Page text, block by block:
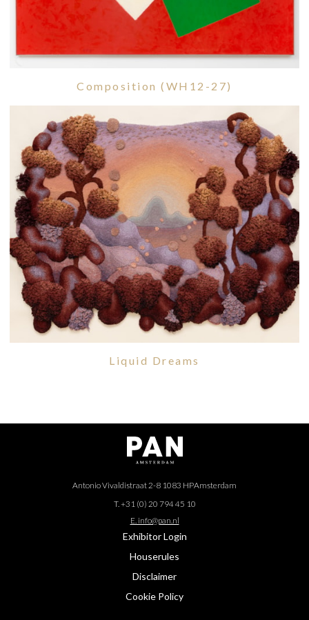
Composition (WH12-27)
Liquid Dreams
Antonio Vivaldistraat 2-8 1083 HPAmsterdam
T. +31 (0) 20 794 45 10
E. info@pan.nl
Exhibitor Login
Houserules
Disclaimer
Cookie Policy